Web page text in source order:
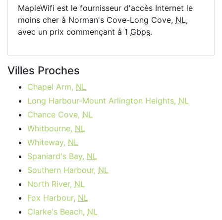
MapleWifi est le fournisseur d'accès Internet le
moins cher à Norman's Cove-Long Cove, NL,
avec un prix commençant à 1 Gbps.
Villes Proches
Chapel Arm, NL
Long Harbour-Mount Arlington Heights, NL
Chance Cove, NL
Whitbourne, NL
Whiteway, NL
Spaniard's Bay, NL
Southern Harbour, NL
North River, NL
Fox Harbour, NL
Clarke's Beach, NL